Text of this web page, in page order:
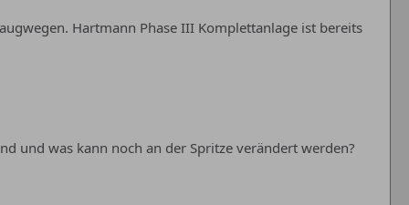
Hartmann Phase III Komplettanlage ist bereits
und was kann noch an der Spritze verändert werden?